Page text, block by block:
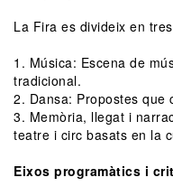
La Fira es divideix en
1. Música: Escena de
tradicional.
2. Dansa: Propostes que
3. Memòria, llegat i
teatre i circ basats en la
Eixos programàtics i